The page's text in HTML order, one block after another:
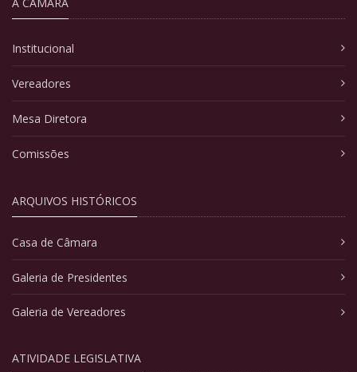
Institucional
Vereadores
Mesa Diretora
Comissões
ARQUIVOS HISTÓRICOS
Casa de Câmara
Galeria de Presidentes
Galeria de Vereadores
ATIVIDADE LEGISLATIVA